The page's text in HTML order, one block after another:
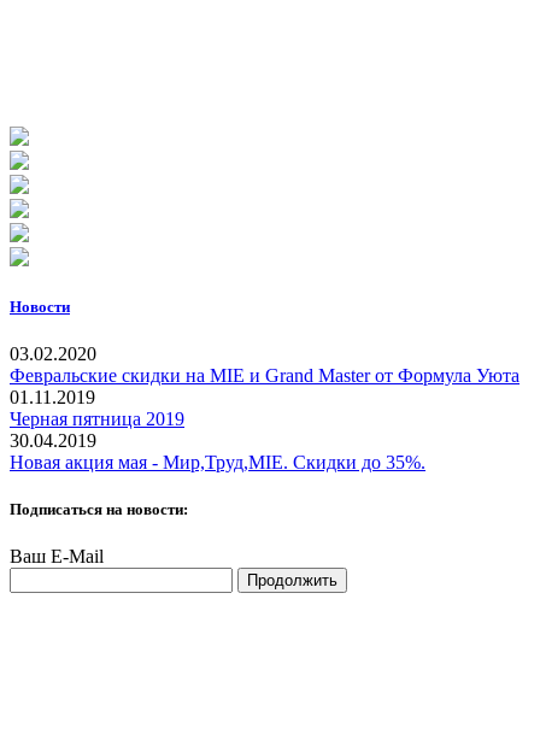
Новости
03.02.2020
Февральские скидки на MIE и Grand Master от Формула Уюта
01.11.2019
Черная пятница 2019
30.04.2019
Новая акция мая - Мир,Труд,MIE. Скидки до 35%.
Подписаться на новости:
Ваш E-Mail
Продолжить